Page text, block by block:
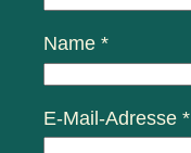
Name *
E-Mail-Adresse *